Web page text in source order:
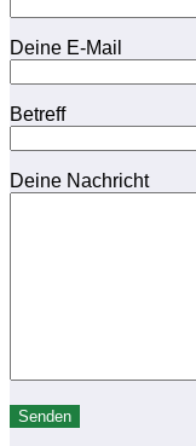
Deine E-Mail
Betreff
Deine Nachricht